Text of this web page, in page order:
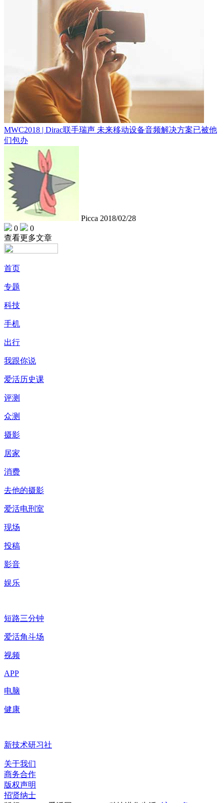
MWC2018 | Dirac联手瑞声 未来移动设备音频解决方案已被他
们包办
Picca 2018/02/28
0
0
查看更多文章
首页
专题
科技
手机
出行
我跟你说
爱活历史课
评测
众测
摄影
居家
消费
去他的摄影
爱活电刑室
现场
投稿
影音
娱乐
短路三分钟
爱活角斗场
视频
APP
电脑
健康
新技术研习社
关于我们
商务合作
版权声明
招贤纳士